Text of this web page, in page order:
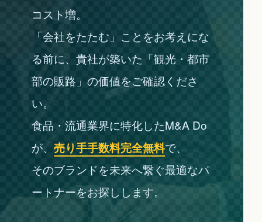
コスト増。
「会社をたたむ」ことをお考えにな
る前に、貴社が築いた「観光・都市
部の販路」の価値をご確認くださ
い。
食品・流通業界に特化したM&A Do
が、売り手手数料完全無料で、
そのブランドを未来へ繋ぐ最適なパ
ートナーをお探しします。